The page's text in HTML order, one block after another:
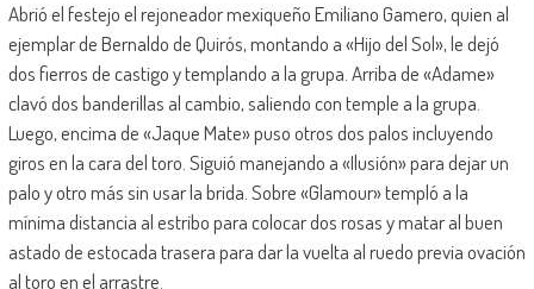
Abrió el festejo el rejoneador mexiqueño Emiliano Gamero, quien al
ejemplar de Bernaldo de Quirós, montando a «Hijo del Sol», le dejó
dos fierros de castigo y templando a la grupa. Arriba de «Adame»
clavó dos banderillas al cambio, saliendo con temple a la grupa.
Luego, encima de «Jaque Mate» puso otros dos palos incluyendo
giros en la cara del toro. Siguió manejando a «Ilusión» para dejar un
palo y otro más sin usar la brida. Sobre «Glamour» templó a la
mínima distancia al estribo para colocar dos rosas y matar al buen
astado de estocada trasera para dar la vuelta al ruedo previa ovación
al toro en el arrastre.